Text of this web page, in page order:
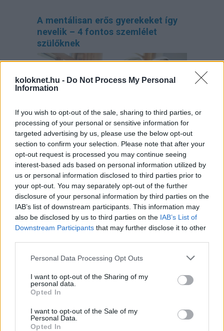
koloknet.hu - Do Not Process My Personal
Information
If you wish to opt-out of the sale, sharing to third parties, or
processing of your personal or sensitive information for
targeted advertising by us, please use the below opt-out
section to confirm your selection. Please note that after your
opt-out request is processed you may continue seeing
interest-based ads based on personal information utilized by
us or personal information disclosed to third parties prior to
your opt-out. You may separately opt-out of the further
disclosure of your personal information by third parties on the
IAB’s list of downstream participants. This information may
also be disclosed by us to third parties on the IAB’s List of
Downstream Participants that may further disclose it to other
Please note that this website/app uses one or more Google
not limited to your visit or usage behaviour. You may click to
grant or deny consent to Google and its third-party tags to
use your data for below specified purposes in below Google
consent section.
Personal Data Processing Opt Outs
I want to opt-out of the Sharing of my
personal data.
Opted In
I want to opt-out of the Sale of my
Personal Data.
Opted In
A mentálisan erős gyerekeket így
nevelik – 4 fontos szemlélet
szülőknek
Mitől lesz egy gyerekből olyan felnőtt, aki mer
hibázni, újrakezdeni és kiállni magáért? Az
egészséges önbizalom nem velünk született
tulajdonság, hanem lassan épülő belső
biztonságérzet, amelyre a gyereknek nap mint nap
szüksége van.
Így reagálj, ha a gyereked rossz